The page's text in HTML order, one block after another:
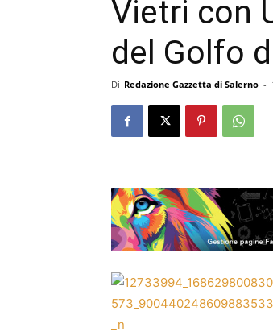
Vietri con
del Golfo
Di Redazione Gazzetta di Salerno -